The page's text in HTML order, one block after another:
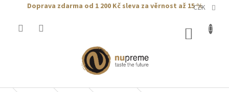
Doprava zdarma od 1 200 Kčsleva za věrnost až 15 %
CZK